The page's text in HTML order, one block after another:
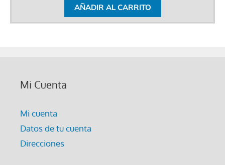
AÑADIR AL CARRITO
Mi Cuenta
Mi cuenta
Datos de tu cuenta
Direcciones